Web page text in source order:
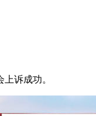
诉成功。